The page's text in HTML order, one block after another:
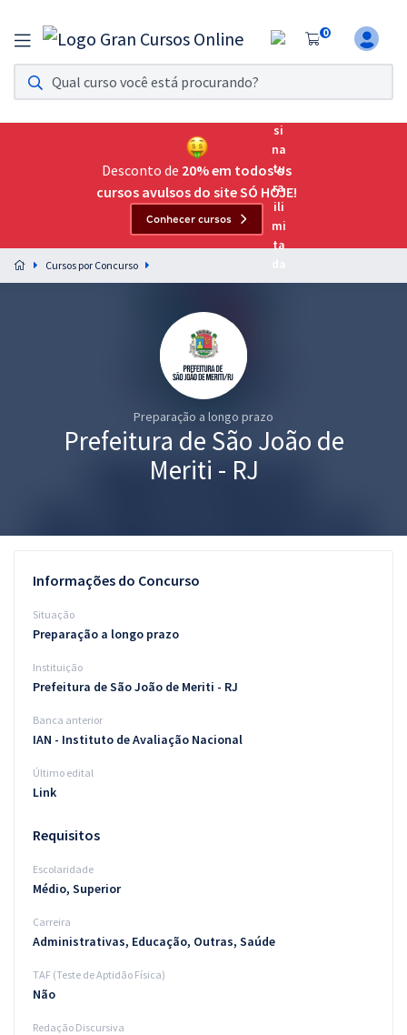
0
Assinatura Ilimitada 11
Acesso a todos os cursos. Teste grátis por 7 dias!
Assinatura OAB Até Passar
Acesso ilimitado a toda preparação para o Exame da
Preparação completa e intensiva para as principais
residências em saúde do Brasil
Conteúdo gratuito
Blog
Desconto de 20% em todos os
cursos avulsos do site SÓ HOJE!
Conhecer cursos
Cursos por Concurso
Preparação a longo prazo
Prefeitura de São João de
Meriti - RJ
Informações do Concurso
Situação
Preparação a longo prazo
Instituição
Prefeitura de São João de Meriti - RJ
Banca anterior
IAN - Instituto de Avaliação Nacional
Último edital
Link
Requisitos
Escolaridade
Médio, Superior
Carreira
Administrativas, Educação, Outras, Saúde
TAF (Teste de Aptidão Física)
Não
Redação Discursiva